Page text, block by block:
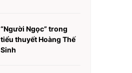
“Người Ngọc” trong
tiểu thuyết Hoàng Thế
Sinh